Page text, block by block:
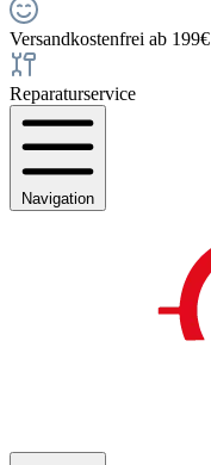
Versandkostenfrei ab 199€
Reparaturservice
Navigation